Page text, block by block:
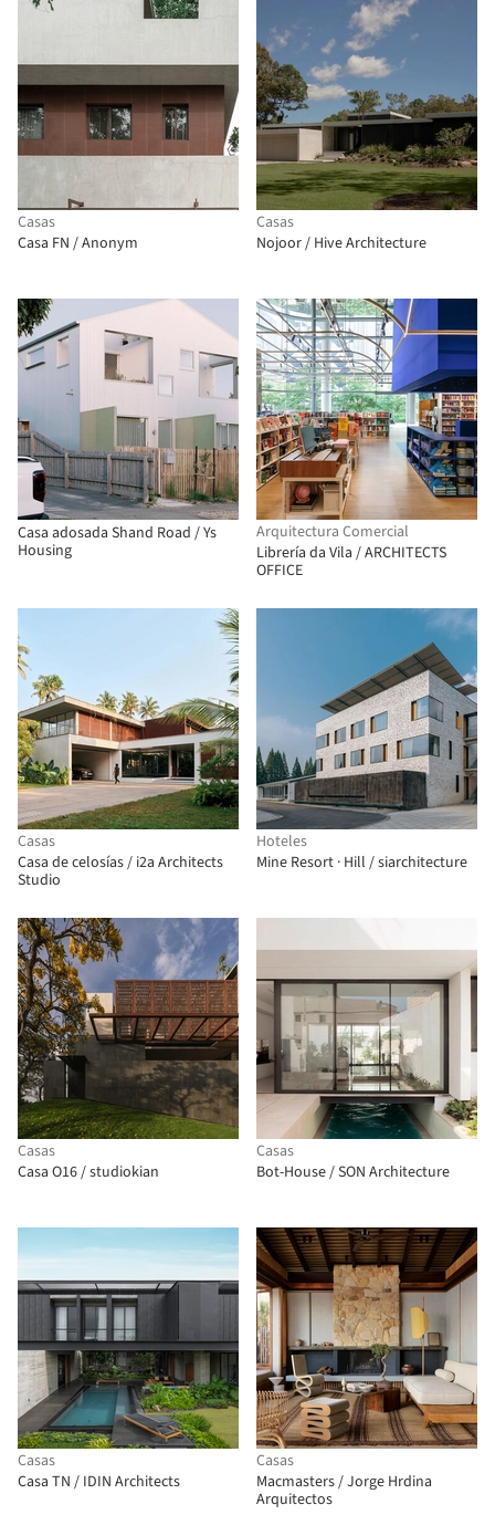
Casas
Casa FN / Anonym
Casas
Nojoor / Hive Architecture
Casa adosada Shand Road / Ys
Housing
Arquitectura Comercial
Librería da Vila / ARCHITECTS
OFFICE
Casas
Casa de celosías / i2a Architects
Studio
Hoteles
Mine Resort · Hill / siarchitecture
Casas
Casa O16 / studiokian
Casas
Bot-House / SON Architecture
Casas
Casa TN / IDIN Architects
Casas
Macmasters / Jorge Hrdina
Arquitectos